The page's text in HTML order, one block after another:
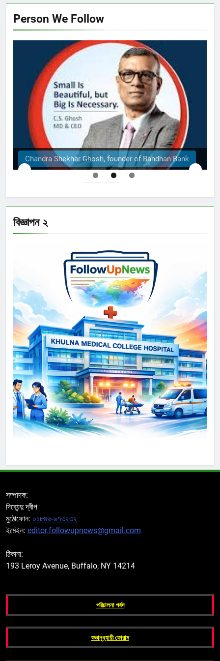
Person We Follow
The Structural Engineers Ltd | Dhaka
বিজ্ঞাপন ২
সম্পাদক:
দিব্যেন্দু দ্বীপ
মুঠোফোন: ০১৮৪৬-৯৭৩২৩২
ইমেইল: editor.followupnews@gmail.com
ঠিকানা:
193 Leroy Avenue, Buffalo, NY 14214
পরিচালনা পর্ষদ
শুভানুধ্যায়ী ফোরাম